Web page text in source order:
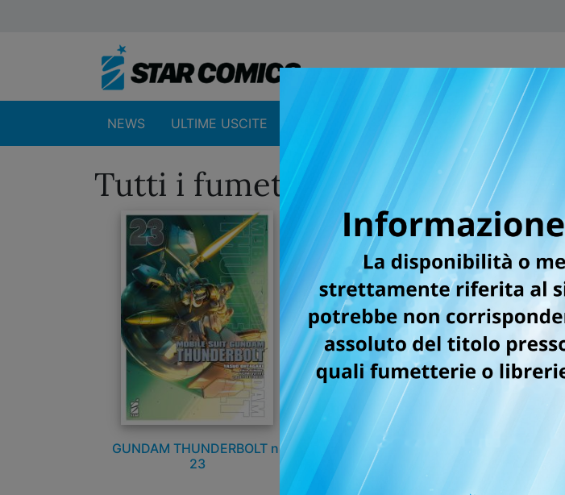
NEWS ULTIME USCITE CATALOGO SFOGLIA ONLINE
Tutti i fumetti per la testata
GUNDAM THUNDERBOLT n.
23
GUNDAM THUNDERBOLT n.